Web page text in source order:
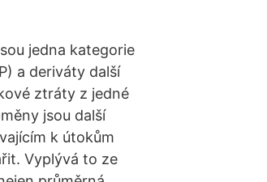
jedna kategorie
a deriváty další
ztráty z jedné
jsou další
k útokům
Vyplývá to ze